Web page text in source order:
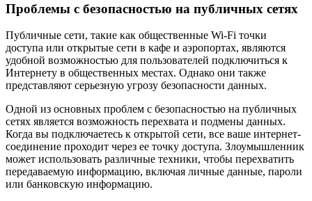
Проблемы с безопасностью на публичных сетях
Публичные сети, такие как общественные Wi-Fi точки
доступа или открытые сети в кафе и аэропортах, являются
удобной возможностью для пользователей подключиться к
Интернету в общественных местах. Однако они также
представляют серьезную угрозу безопасности данных.
Одной из основных проблем с безопасностью на публичных
сетях является возможность перехвата и подмены данных.
Когда вы подключаетесь к открытой сети, все ваше интернет-
соединение проходит через ее точку доступа. Злоумышленник
может использовать различные техники, чтобы перехватить
передаваемую информацию, включая личные данные, пароли
или банковскую информацию.